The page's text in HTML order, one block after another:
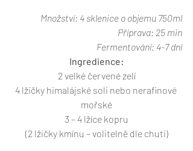
Množství: 4 sklenice o objemu 750ml
Příprava: 25 min
Fermentování: 4-7 dní
Ingredience:
2 velké červené zelí
4 lžičky himalájské soli nebo nerafinové
mořské
3 – 4 lžíce kopru
(2 lžičky kmínu – volitelně dle chuti)